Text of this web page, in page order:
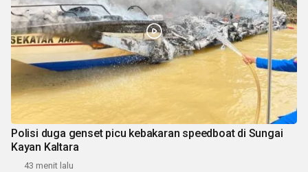
Polisi duga genset picu kebakaran speedboat di Sungai
Kayan Kaltara
43 menit lalu